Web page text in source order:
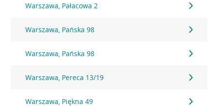
Warszawa, Pałacowa 2
Warszawa, Pańska 98
Warszawa, Pańska 98
Warszawa, Pereca 13/19
Warszawa, Piękna 49